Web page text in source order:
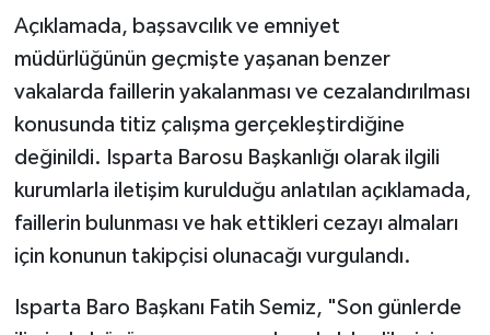
Açıklamada, başsavcılık ve emniyet
müdürlüğünün geçmişte yaşanan benzer
vakalarda faillerin yakalanması ve cezalandırılması
konusunda titiz çalışma gerçekleştirdiğine
değinildi. Isparta Barosu Başkanlığı olarak ilgili
kurumlarla iletişim kurulduğu anlatılan açıklamada,
faillerin bulunması ve hak ettikleri cezayı almaları
için konunun takipçisi olunacağı vurgulandı.
Isparta Baro Başkanı Fatih Semiz, "Son günlerde